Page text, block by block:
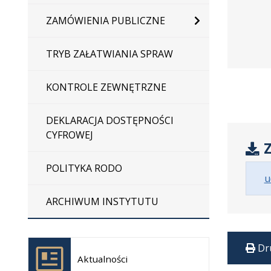
ZAMÓWIENIA PUBLICZNE
TRYB ZAŁATWIANIA SPRAW
KONTROLE ZEWNĘTRZNE
DEKLARACJA DOSTĘPNOŚCI
CYFROWEJ
POLITYKA RODO
ARCHIWUM INSTYTUTU
Aktualności
Otwiera
się w
nowej